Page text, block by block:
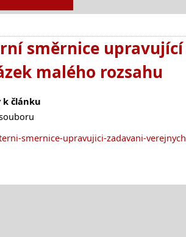
směrnice
malého rozsahu
k článku
smernice-upravujici-zadavani-